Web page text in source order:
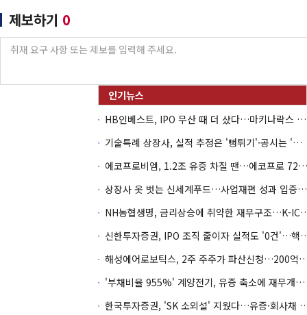
제보하기 0
HB인베스트, IPO 무산 때 더 샀다…마키나락스 투자 2.7배 회수
기술특례 상장사, 실적 추정은 '뻥튀기'·공시는 '누락'
에코프로비엠, 1.2조 유증 차질 땐…에코프로 7270억 '독박'
상장사 옷 벗는 신세계푸드…사업재편 성과 입증할까
NH농협생명, 금리상승에 취
신한투자증권, IPO 조직 줄
해성에어로보틱스, 2주 주주가 파산
'부채비율 955%' 계양전기, 유증 축소에 재무개선 효과 '뚝'
한국투자증권, 'SK 소외설' 지웠